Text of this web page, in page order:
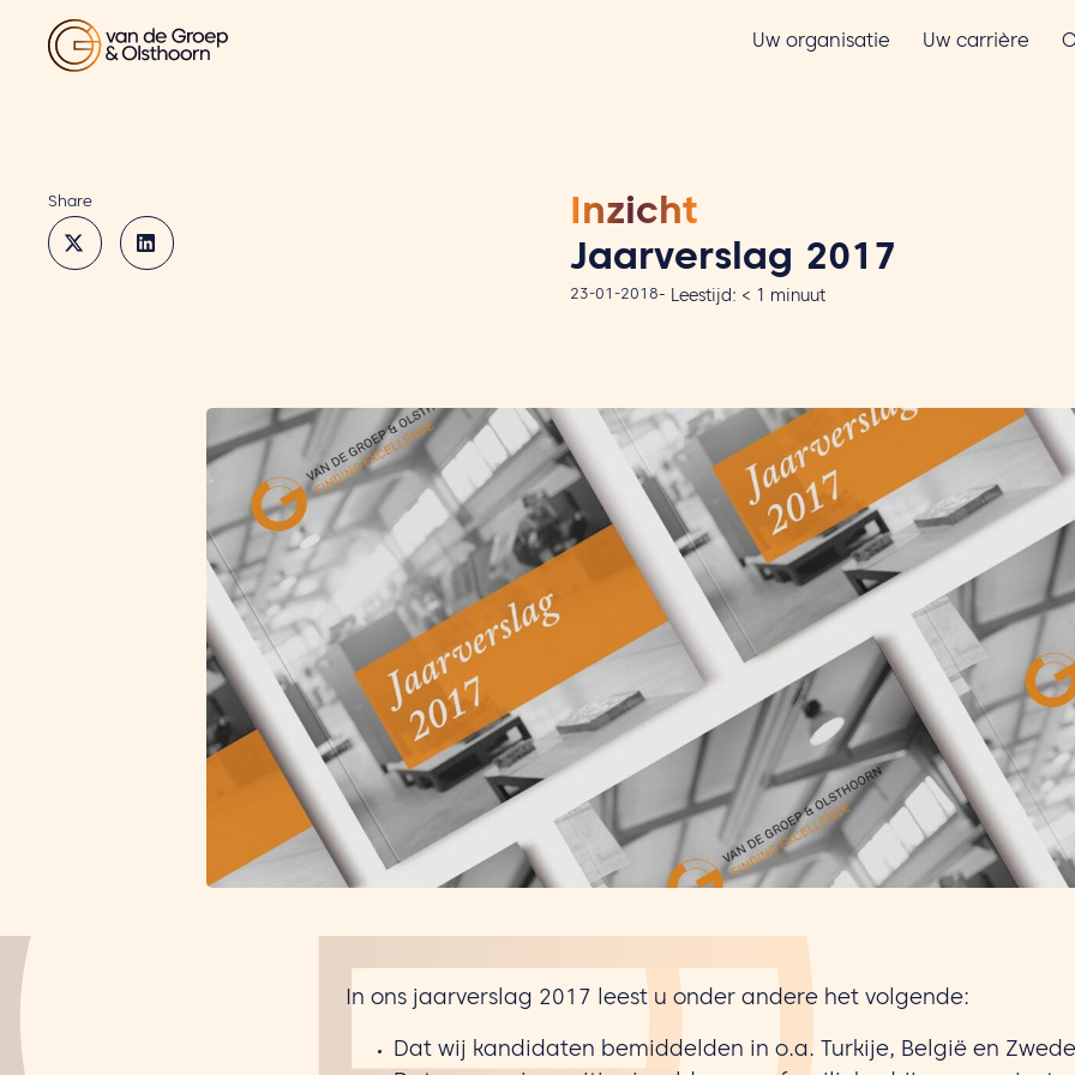
Uw organisatie Uw carrière
Share
Inzicht
Jaarverslag 2017
23-01-2018- Leestijd: < 1 minuut
In ons jaarverslag 2017 leest u onder andere het volgende:
Dat wij kandidaten bemiddelden in o.a. Turkije, België en